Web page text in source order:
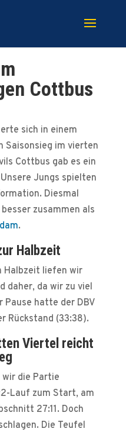
Cottbus
sich in einem
Saisonsieg im vierten
Cottbus gab es ein
Jungs spielten
Diesmal
zusammen als
.
Halbzeit
Halbzeit liefen wir
daher, da wir zu viel
Pause hatte der DBV
Rückstand (33:38).
Viertel reicht
die Partie
Lauf zum Start, am
27:11. Doch
Die Teufel